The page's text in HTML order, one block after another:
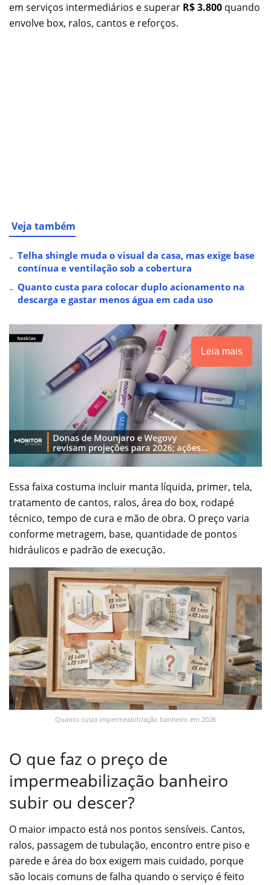
em serviços intermediários e superar R$ 3.800 quando
envolve box, ralos, cantos e reforços.
Veja também
Telha shingle muda o visual da casa, mas exige base
contínua e ventilação sob a cobertura
Quanto custa para colocar duplo acionamento na
descarga e gastar menos água em cada uso
Leia mais
Essa faixa costuma incluir manta líquida, primer, tela,
tratamento de cantos, ralos, área do box, rodapé
técnico, tempo de cura e mão de obra. O preço varia
conforme metragem, base, quantidade de pontos
hidráulicos e padrão de execução.
Quanto custa impermeabilização banheiro em 2026
O que faz o preço de
impermeabilização banheiro
subir ou descer?
O maior impacto está nos pontos sensíveis. Cantos,
ralos, passagem de tubulação, encontro entre piso e
parede e área do box exigem mais cuidado, porque
são locais comuns de falha quando o serviço é feito